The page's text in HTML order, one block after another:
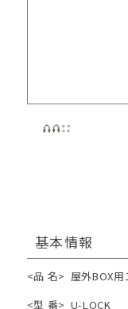
基本情報
<品 名> 屋外BOX
<型 番> U-LOCK